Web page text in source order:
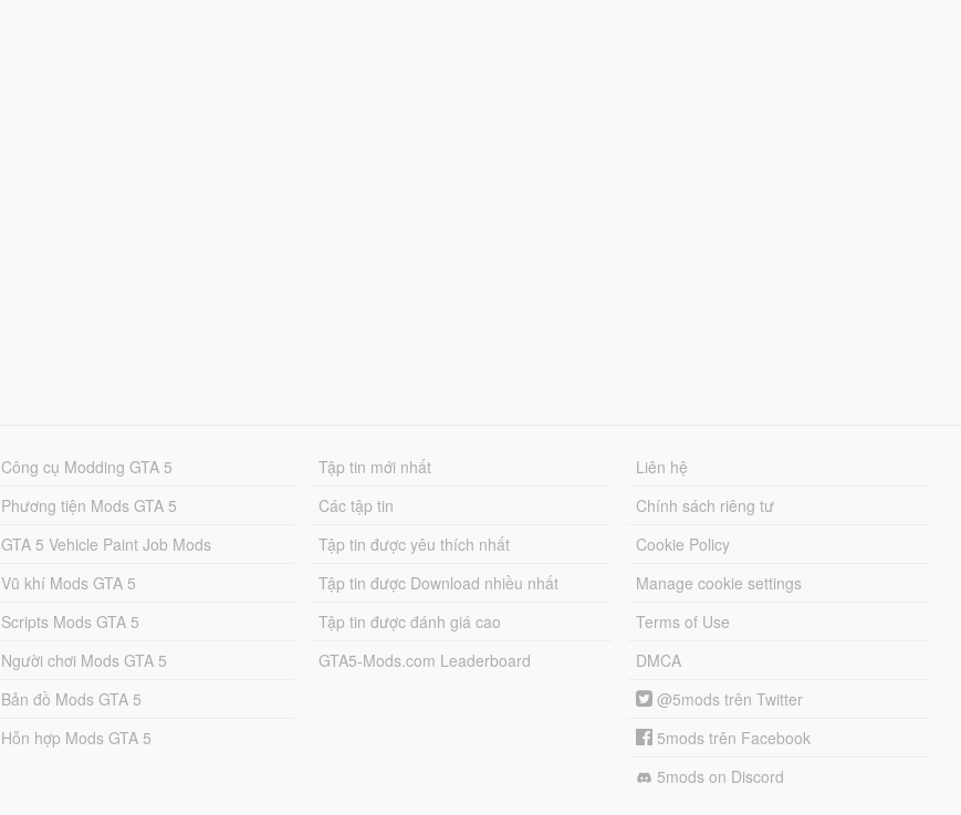
Công cụ Modding GTA 5
Phương tiện Mods GTA 5
GTA 5 Vehicle Paint Job Mods
Vũ khí Mods GTA 5
Scripts Mods GTA 5
Người chơi Mods GTA 5
Bản đồ Mods GTA 5
Hỗn hợp Mods GTA 5
Tập tin mới nhất
Các tập tin
Tập tin được yêu thích nhất
Tập tin được Download nhiều nhất
Tập tin được đánh giá cao
GTA5-Mods.com Leaderboard
Liên hệ
Chính sách riêng tư
Cookie Policy
Manage cookie settings
Terms of Use
DMCA
@5mods trên Twitter
5mods trên Facebook
5mods on Discord